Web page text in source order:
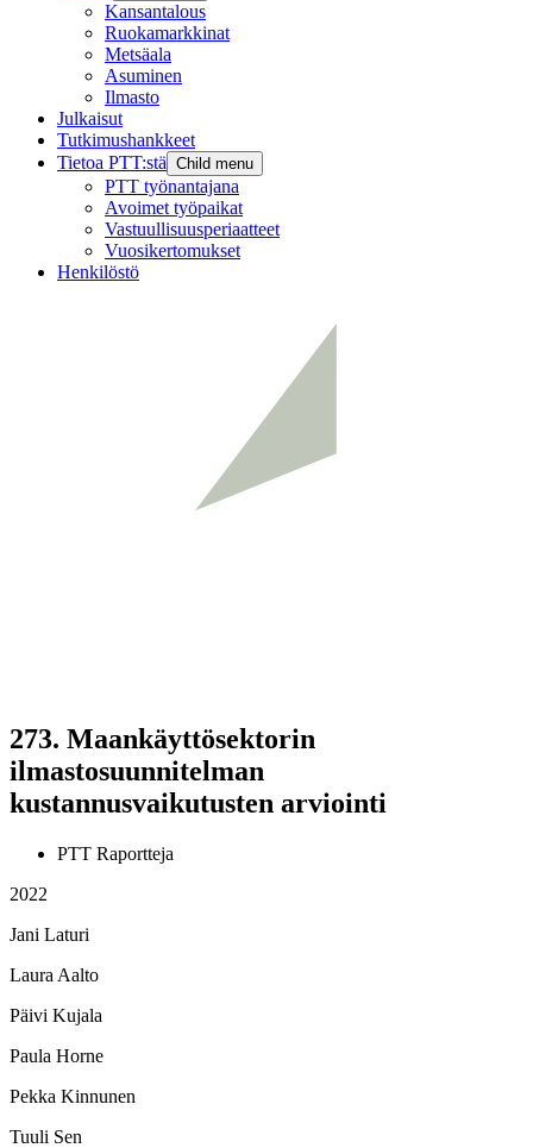
Kansantalous
Ruokamarkkinat
Metsäala
Asuminen
Ilmasto
Julkaisut
Tutkimushankkeet
Tietoa PTT:stä Child menu
PTT työnantajana
Avoimet työpaikat
Vastuullisuusperiaatteet
Vuosikertomukset
Henkilöstö
273. Maankäyttösektorin
ilmastosuunnitelman
kustannusvaikutusten arviointi
PTT Raportteja
2022
Jani Laturi
Laura Aalto
Päivi Kujala
Paula Horne
Pekka Kinnunen
Tuuli Sen